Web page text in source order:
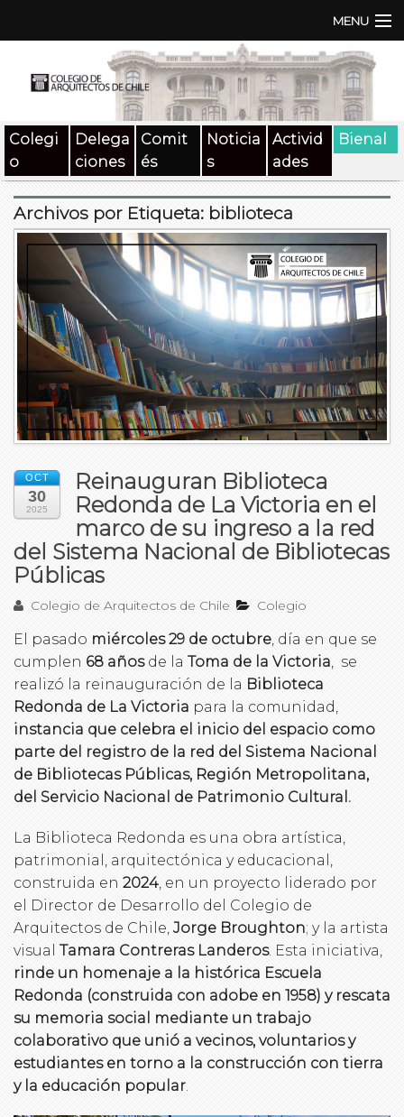
MENU
Documentos
SAT
Beneficios
Medios
Contacto
Buscar:
Colegi
o
Delega
ciones
Comit
és
Noticia
s
Activid
ades
Bienal
Archivos por Etiqueta: biblioteca
OCT
30
2025
Reinauguran Biblioteca
Redonda de La Victoria en el
marco de su ingreso a la red
del Sistema Nacional de Bibliotecas
Públicas
Colegio de Arquitectos de Chile Colegio
El pasado miércoles 29 de octubre, día en que se
cumplen 68 añosde la Toma de la Victoria, se
realizó la reinauguración de la Biblioteca
Redonda de La Victoria para la comunidad,
instancia que celebra el inicio del espacio como
parte del registro de la red del Sistema Nacional
de Bibliotecas Públicas, Región Metropolitana,
del Servicio Nacional de Patrimonio Cultural.
La Biblioteca Redonda es una obra artística,
patrimonial, arquitectónica y educacional,
construida en 2024, en un proyecto liderado por
el Director de Desarrollo del Colegio de
Arquitectos de Chile, Jorge Broughton; y la artista
visual Tamara Contreras Landeros. Esta iniciativa,
rinde un homenaje a la histórica Escuela
Redonda (construida con adobe en 1958) y rescata
su memoria social mediante un trabajo
colaborativo que unió a vecinos, voluntarios y
estudiantes en torno a la construcción con tierra
y la educación popular.